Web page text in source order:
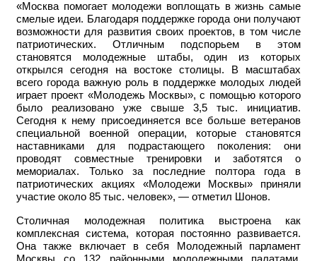
«Москва помогает молодежи воплощать в жизнь самые
смелые идеи. Благодаря поддержке города они получают
возможности для развития своих проектов, в том числе
патриотических. Отличным подспорьем в этом
становятся молодежные штабы, один из которых
открылся сегодня на востоке столицы. В масштабах
всего города важную роль в поддержке молодых людей
играет проект «Молодежь Москвы», с помощью которого
было реализовано уже свыше 3,5 тыс. инициатив.
Сегодня к нему присоединяется все больше ветеранов
специальной военной операции, которые становятся
наставниками для подрастающего поколения: они
проводят совместные тренировки и заботятся о
мемориалах. Только за последние полтора года в
патриотических акциях «Молодежи Москвы» приняли
участие около 85 тыс. человек», — отметил Шонов.
Столичная молодежная политика выстроена как
комплексная система, которая постоянно развивается.
Она также включает в себя Молодежный парламент